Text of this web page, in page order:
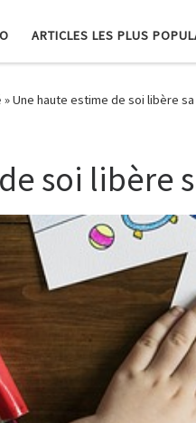
ARTICLES LES PLUS
»Une haute estime de soi libère
soi libère